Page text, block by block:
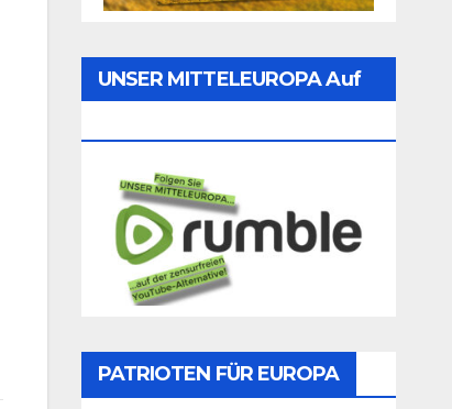
UNSER MITTELEUROPA Auf
PATRIOTEN FÜR EUROPA